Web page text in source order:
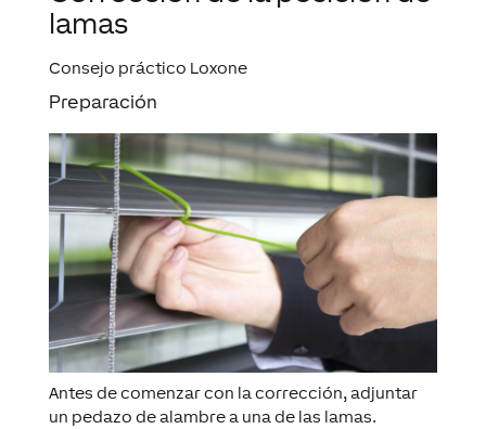
lamas
Consejo práctico Loxone
Preparación
Antes de comenzar con la corrección, adjuntar
un pedazo de alambre a una de las lamas.